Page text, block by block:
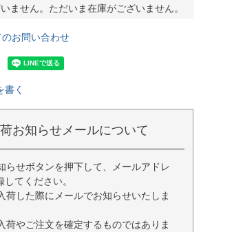
ません。ただいま在庫がございません。
お問い合わせ
書く
お知らせメールについて
らせボタンを押下して、メールアドレ
してください。
荷した際にメールでお知らせいたしま
荷やご注文を確定するものではありま